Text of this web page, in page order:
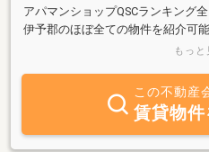
アパマンショップQSCランキング
伊予郡のほぼ全ての物件を紹介可
性案内スタッフ指定可能！☆初期
もっと
この不動産
賃貸物